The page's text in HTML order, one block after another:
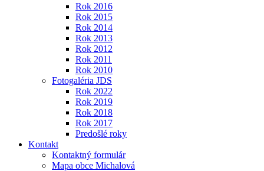
Rok 2016
Rok 2015
Rok 2014
Rok 2013
Rok 2012
Rok 2011
Rok 2010
Fotogaléria JDS
Rok 2022
Rok 2019
Rok 2018
Rok 2017
Predošlé roky
Kontakt
Kontaktný formulár
Mapa obce Michalová